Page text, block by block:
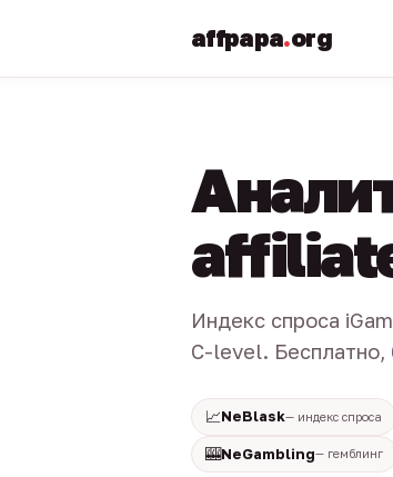
affpapa.org
Индекс спроса
C-level. Бесплатно,
📈NeBlask— индекс спроса
🎰NeGambling— гемблинг